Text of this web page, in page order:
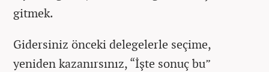
gitmek.
Gidersiniz önceki delegelerle seçime,
yeniden kazanırsınız, “İşte sonuç bu”